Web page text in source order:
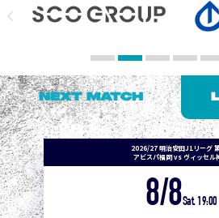
NEXT MATCH
2026/27 明治安田J1リーグ
アビスパ福岡 vs ヴィッセル
8/8Sat. 19:00